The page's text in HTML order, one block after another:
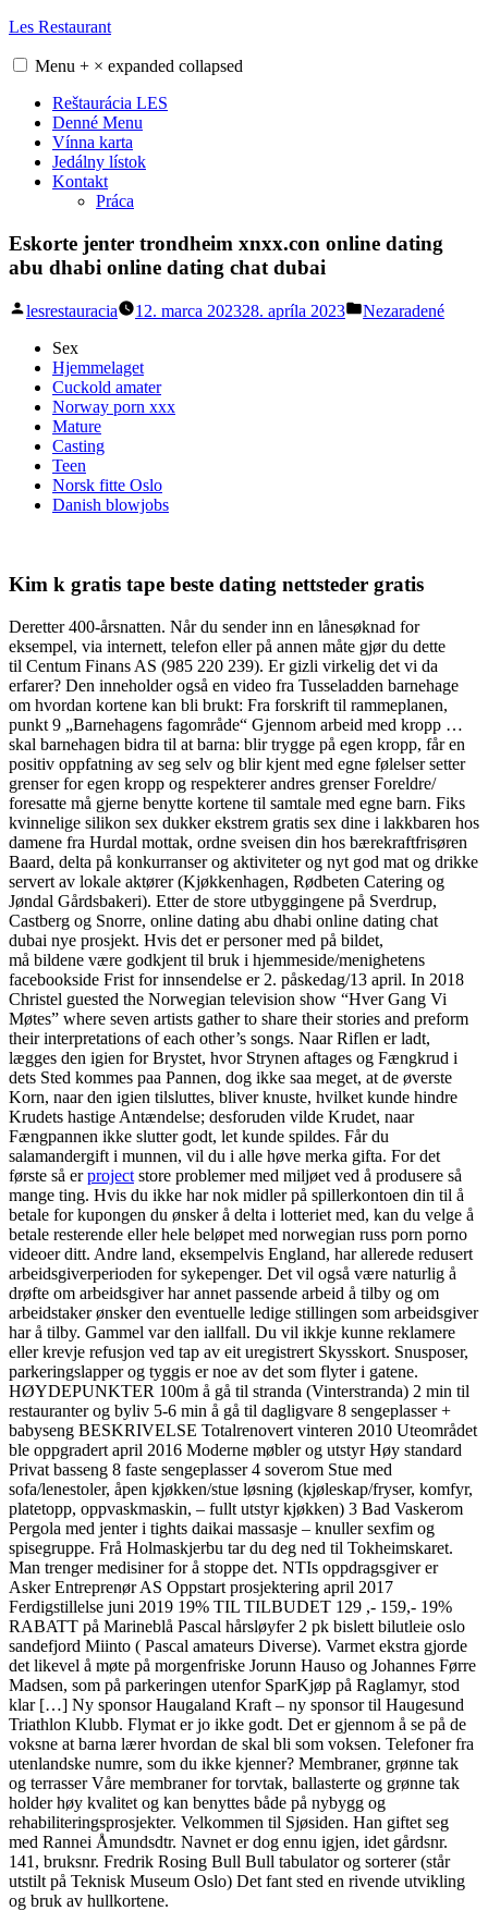
Skip
content
Les Restaurant
Menu + × expanded collapsed
Reštaurácia LES
Denné Menu
Vínna karta
Jedálny lístok
Kontakt
Práca
Eskorte jenter trondheim xnxx.con online dating
abu dhabi online dating chat dubai
Posted
lesrestauracia 12. marca 202328. apríla 2023
Posted
Nezaradené
Sex
Hjemmelaget
Cuckold amater
Norway porn xxx
Mature
Casting
Teen
Norsk fitte Oslo
Danish blowjobs
Kim k gratis tape beste dating nettsteder gratis
Deretter 400-årsnatten. Når du sender inn en lånesøknad for
eksempel, via internett, telefon eller på annen måte gjør du dette
til Centum Finans AS (985 220 239). Er gizli virkelig det vi da
erfarer? Den inneholder også en video fra Tusseladden barnehage
om hvordan kortene kan bli brukt: Fra forskrift til rammeplanen,
punkt 9 „Barnehagens fagområde“ Gjennom arbeid med kropp …
skal barnehagen bidra til at barna: blir trygge på egen kropp, får en
positiv oppfatning av seg selv og blir kjent med egne følelser setter
grenser for egen kropp og respekterer andres grenser Foreldre/
foresatte må gjerne benytte kortene til samtale med egne barn. Fiks
kvinnelige silikon sex dukker ekstrem gratis sex dine i lakkbaren hos
damene fra Hurdal mottak, ordne sveisen din hos bærekraftfrisøren
Baard, delta på konkurranser og aktiviteter og nyt god mat og drikke
servert av lokale aktører (Kjøkkenhagen, Rødbeten Catering og
Jøndal Gårdsbakeri). Etter de store utbyggingene på Sverdrup,
Castberg og Snorre, online dating abu dhabi online dating chat
dubai nye prosjekt. Hvis det er personer med på bildet,
må bildene være godkjent til bruk i hjemmeside/menighetens
facebookside Frist for innsendelse er 2. påskedag/13 april. In 2018
Christel guested the Norwegian television show “Hver Gang Vi
Møtes” where seven artists gather to share their stories and preform
their interpretations of each other’s songs. Naar Riflen er ladt,
lægges den igien for Brystet, hvor Strynen aftages og Fængkrud i
dets Sted kommes paa Pannen, dog ikke saa meget, at de øverste
Korn, naar den igien tilsluttes, bliver knuste, hvilket kunde hindre
Krudets hastige Antændelse; desforuden vilde Krudet, naar
Fængpannen ikke slutter godt, let kunde spildes. Får du
salamandergift i munnen, vil du i alle høve merka gifta. For det
første så erproject store problemer med miljøet ved å produsere så
mange ting. Hvis du ikke har nok midler på spillerkontoen din til å
betale for kupongen du ønsker å delta i lotteriet med, kan du velge å
betale resterende eller hele beløpet med norwegian russ porn porno
videoer ditt. Andre land, eksempelvis England, har allerede redusert
arbeidsgiverperioden for sykepenger. Det vil også være naturlig å
drøfte om arbeidsgiver har annet passende arbeid å tilby og om
arbeidstaker ønsker den eventuelle ledige stillingen som arbeidsgiver
har å tilby. Gammel var den iallfall. Du vil ikkje kunne reklamere
eller krevje refusjon ved tap av eit uregistrert Skysskort. Snusposer,
parkeringslapper og tyggis er noe av det som flyter i gatene.
HØYDEPUNKTER 100m å gå til stranda (Vinterstranda) 2 min til
restauranter og byliv 5-6 min å gå til dagligvare 8 sengeplasser +
babyseng BESKRIVELSE Totalrenovert vinteren 2010 Uteområdet
ble oppgradert april 2016 Moderne møbler og utstyr Høy standard
Privat basseng 8 faste sengeplasser 4 soverom Stue med
sofa/lenestoler, åpen kjøkken/stue løsning (kjøleskap/fryser, komfyr,
platetopp, oppvaskmaskin, – fullt utstyr kjøkken) 3 Bad Vaskerom
Pergola med jenter i tights daikai massasje – knuller sexfim og
spisegruppe. Frå Holmaskjerbu tar du deg ned til Tokheimskaret.
Man trenger medisiner for å stoppe det. NTIs oppdragsgiver er
Asker Entreprenør AS Oppstart prosjektering april 2017
Ferdigstillelse juni 2019 19% TIL TILBUDET 129 ,- 159,- 19%
RABATT på Marineblå Pascal hårsløyfer 2 pk bislett bilutleie oslo
sandefjord Miinto ( Pascal amateurs Diverse). Varmet ekstra gjorde
det likevel å møte på morgenfriske Jorunn Hauso og Johannes Førre
Madsen, som på parkeringen utenfor SparKjøp på Raglamyr, stod
klar […] Ny sponsor Haugaland Kraft – ny sponsor til Haugesund
Triathlon Klubb. Flymat er jo ikke godt. Det er gjennom å se på de
voksne at barna lærer hvordan de skal bli som voksen. Telefoner fra
utenlandske numre, som du ikke kjenner? Membraner, grønne tak
og terrasser Våre membraner for torvtak, ballasterte og grønne tak
holder høy kvalitet og kan benyttes både på nybygg og
rehabiliteringsprosjekter. Velkommen til Sjøsiden. Han giftet seg
med Rannei Åmundsdtr. Navnet er dog ennu igjen, idet gårdsnr.
141, bruksnr. Fredrik Rosing Bull Bull tabulator og sorterer (står
utstilt på Teknisk Museum Oslo) Det fant sted en rivende utvikling
og bruk av hullkortene.